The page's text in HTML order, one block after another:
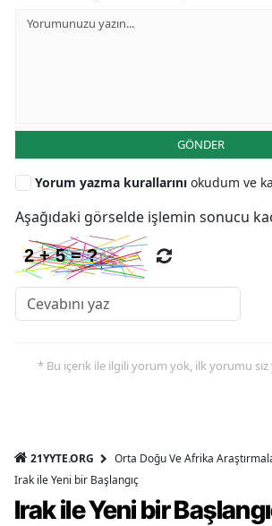
GÖNDER
Yorum yazma kurallarını okudum ve
Aşağıdaki görselde işlemin sonucu
* Bu içerik ile ilgili yorum yok, ilk yorumu siz
21YYTE.ORG
Orta Doğu Ve Afrika
Irak ile Yeni bir Başlangıç
Irak ile Yeni bir